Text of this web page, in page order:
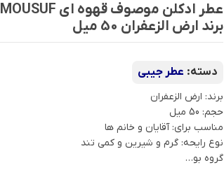
عطر ادکلن موصوف قهوه ای MOUSUF
برند ارض الزعفران 50 میل
دسته: عطر جیبی
برند: ارض الزعفران
حجم: 50 ميل
مناسب برای: آقایان و خانم ها
نوع رایحه: گرم و شیرین و کمی تند
گروه بو…